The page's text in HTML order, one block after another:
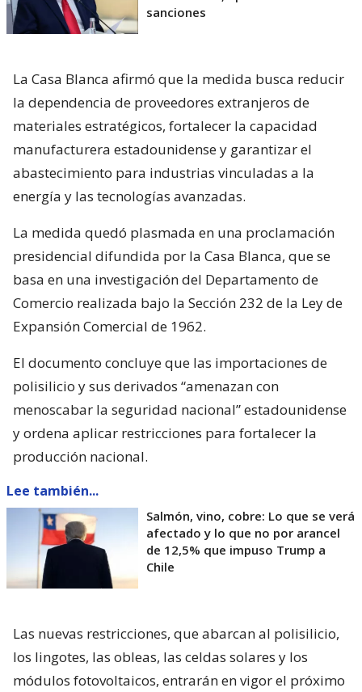
sanciones
La Casa Blanca afirmó que la medida busca reducir
la dependencia de proveedores extranjeros de
materiales estratégicos, fortalecer la capacidad
manufacturera estadounidense y garantizar el
abastecimiento para industrias vinculadas a la
energía y las tecnologías avanzadas.
La medida quedó plasmada en una proclamación
presidencial difundida por la Casa Blanca, que se
basa en una investigación del Departamento de
Comercio realizada bajo la Sección 232 de la Ley de
Expansión Comercial de 1962.
El documento concluye que las importaciones de
polisilicio y sus derivados “amenazan con
menoscabar la seguridad nacional” estadounidense
y ordena aplicar restricciones para fortalecer la
producción nacional.
Lee también...
Salmón, vino, cobre: Lo que se verá
afectado y lo que no por arancel
de 12,5% que impuso Trump a
Chile
Las nuevas restricciones, que abarcan al polisilicio,
los lingotes, las obleas, las celdas solares y los
módulos fotovoltaicos, entrarán en vigor el próximo